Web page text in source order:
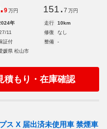
.9 万円 151. 7 万円
年 走行
10km
11 修復
なし
証付 整備
-
媛県 松山市
積もり・在庫確認
ス X 届出済未使用車 禁煙車